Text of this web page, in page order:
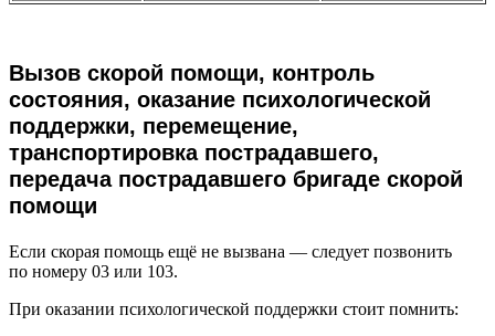
Вызов скорой помощи, контроль
состояния, оказание психологической
поддержки, перемещение,
транспортировка пострадавшего,
передача пострадавшего бригаде скорой
помощи
Если скорая помощь ещё не вызвана — следует позвонить
по номеру 03 или 103.
При оказании психологической поддержки стоит помнить: